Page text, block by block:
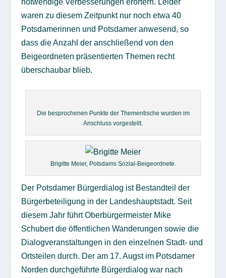
notwendige Verbesserungen erörtern. Leider
waren zu diesem Zeitpunkt nur noch etwa 40
Potsdamerinnen und Potsdamer anwesend, so
dass die Anzahl der anschließend von den
Beigeordneten präsentierten Themen recht
überschaubar blieb.
Die besprochenen Punkte der Thementische wurden im
Anschluss vorgestellt.
Brigitte Meier, Potsdams Sozial-Beigeordnete.
Der Potsdamer Bürgerdialog ist Bestandteil der
Bürgerbeteiligung in der Landeshauptstadt. Seit
diesem Jahr führt Oberbürgermeister Mike
Schubert die öffentlichen Wanderungen sowie die
Dialogveranstaltungen in den einzelnen Stadt- und
Ortsteilen durch. Der am 17. Augst im Potsdamer
Norden durchgeführte Bürgerdialog war nach